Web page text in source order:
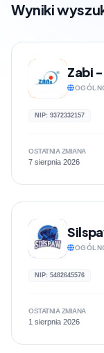
Wyniki
NIP: 9372332157
OSTATNIA ZMIANA
7 sierpnia 2026
NIP: 5482645576
OSTATNIA ZMIANA
1 sierpnia 2026